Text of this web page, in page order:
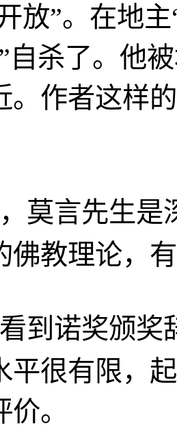
放”。在地
自杀了。他
。作者这样
莫言先生是
佛教理论，
到诺奖颁奖
平很有限，
。